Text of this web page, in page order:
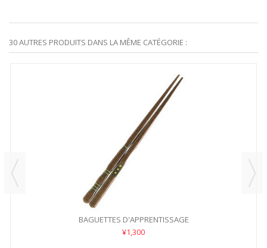
30 AUTRES PRODUITS DANS LA MÊME CATÉGORIE :
BAGUETTES D'APPRENTISSAGE
¥1,300